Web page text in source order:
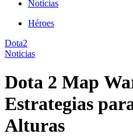
Noticias
Héroes
Dota2
Noticias
Dota 2 Map
Estrategias
Alturas